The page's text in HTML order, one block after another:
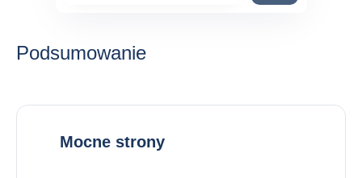
Podsumowanie
Mocne strony